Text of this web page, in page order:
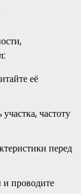
её
частоту
перед
и проводите